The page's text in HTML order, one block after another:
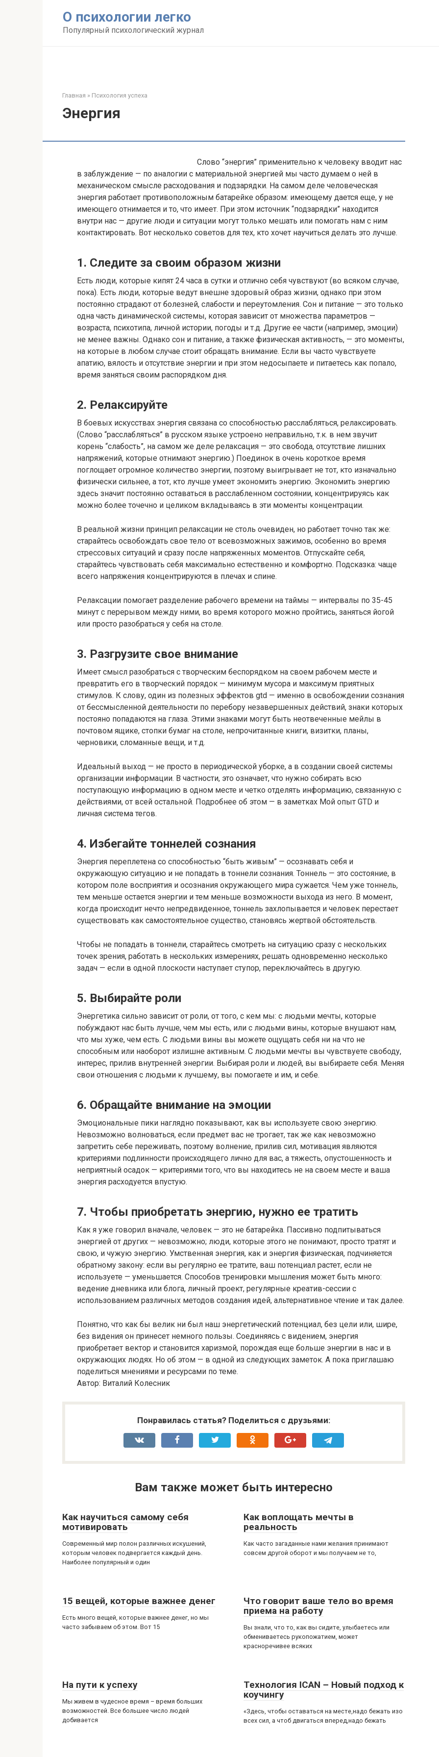
О психологии легко
Популярный психологический журнал
Главная » Психология успеха
Энергия
Слово “энергия” применительно к человеку вводит нас
в заблуждение — по аналогии с материальной энергией мы часто думаем о ней в
механическом смысле расходования и подзарядки. На самом деле человеческая
энергия работает противоположным батарейке образом: имеющему дается еще, у не
имеющего отнимается и то, что имеет. При этом источник “подзарядки” находится
внутри нас — другие люди и ситуации могут только мешать или помогать нам с ним
контактировать. Вот несколько советов для тех, кто хочет научиться делать это лучше.
1. Следите за своим образом жизни
Есть люди, которые кипят 24 часа в сутки и отлично себя чувствуют (во всяком случае,
пока). Есть люди, которые ведут внешне здоровый образ жизни, однако при этом
постоянно страдают от болезней, слабости и переутомления. Сон и питание — это только
одна часть динамической системы, которая зависит от множества параметров —
возраста, психотипа, личной истории, погоды и т.д. Другие ее части (например, эмоции)
не менее важны. Однако сон и питание, а также физическая активность, — это моменты,
на которые в любом случае стоит обращать внимание. Если вы часто чувствуете
апатию, вялость и отсутствие энергии и при этом недосыпаете и питаетесь как попало,
время заняться своим распорядком дня.
2. Релаксируйте
В боевых искусствах энергия связана со способностью расслабляться, релаксировать.
(Слово “расслабляться” в русском языке устроено неправильно, т.к. в нем звучит
корень “слабость”, на самом же деле релаксация — это свобода, отсутствие лишних
напряжений, которые отнимают энергию.) Поединок в очень короткое время
поглощает огромное количество энергии, поэтому выигрывает не тот, кто изначально
физически сильнее, а тот, кто лучше умеет экономить энергию. Экономить энергию
здесь значит постоянно оставаться в расслабленном состоянии, концентрируясь как
можно более точечно и целиком вкладываясь в эти моменты концентрации.
В реальной жизни принцип релаксации не столь очевиден, но работает точно так же:
старайтесь освобождать свое тело от всевозможных зажимов, особенно во время
стрессовых ситуаций и сразу после напряженных моментов. Отпускайте себя,
старайтесь чувствовать себя максимально естественно и комфортно. Подсказка: чаще
всего напряжения концентрируются в плечах и спине.
Релаксации помогает разделение рабочего времени на таймы — интервалы по 35-45
минут с перерывом между ними, во время которого можно пройтись, заняться йогой
или просто разобраться у себя на столе.
3. Разгрузите свое внимание
Имеет смысл разобраться с творческим беспорядком на своем рабочем месте и
превратить его в творческий порядок — минимум мусора и максимум приятных
стимулов. К слову, один из полезных эффектов gtd — именно в освобождении сознания
от бессмысленной деятельности по перебору незавершенных действий, знаки которых
постояно попадаются на глаза. Этими знаками могут быть неотвеченные мейлы в
почтовом ящике, стопки бумаг на столе, непрочитанные книги, визитки, планы,
черновики, сломанные вещи, и т.д.
Идеальный выход — не просто в периодической уборке, а в создании своей системы
организации информации. В частности, это означает, что нужно собирать всю
поступающую информацию в одном месте и четко отделять информацию, связанную с
действиями, от всей остальной. Подробнее об этом — в заметках Мой опыт GTD и
личная система тегов.
4. Избегайте тоннелей сознания
Энергия переплетена со способностью “быть живым” — осознавать себя и
окружающую ситуацию и не попадать в тоннели сознания. Тоннель — это состояние, в
котором поле восприятия и осознания окружающего мира сужается. Чем уже тоннель,
тем меньше остается энергии и тем меньше возможности выхода из него. В момент,
когда происходит нечто непредвиденное, тоннель захлопывается и человек перестает
существовать как самостоятельное существо, становясь жертвой обстоятельств.
Чтобы не попадать в тоннели, старайтесь смотреть на ситуацию сразу с нескольких
точек зрения, работать в нескольких измерениях, решать одновременно несколько
задач — если в одной плоскости наступает ступор, переключайтесь в другую.
5. Выбирайте роли
Энергетика сильно зависит от роли, от того, с кем мы: с людьми мечты, которые
побуждают нас быть лучше, чем мы есть, или с людьми вины, которые внушают нам,
что мы хуже, чем есть. С людьми вины вы можете ощущать себя ни на что не
способным или наоборот излишне активным. С людьми мечты вы чувствуете свободу,
интерес, прилив внутренней энергии. Выбирая роли и людей, вы выбираете себя. Меняя
свои отношения с людьми к лучшему, вы помогаете и им, и себе.
6. Обращайте внимание на эмоции
Эмоциональные пики наглядно показывают, как вы используете свою энергию.
Невозможно волноваться, если предмет вас не трогает, так же как невозможно
запретить себе переживать, поэтому волнение, прилив сил, мотивация являются
критериями подлинности происходящего лично для вас, а тяжесть, опустошенность и
неприятный осадок — критериями того, что вы находитесь не на своем месте и ваша
энергия расходуется впустую.
7. Чтобы приобретать энергию, нужно ее тратить
Как я уже говорил вначале, человек — это не батарейка. Пассивно подпитываться
энергией от других — невозможно; люди, которые этого не понимают, просто тратят и
свою, и чужую энергию. Умственная энергия, как и энергия физическая, подчиняется
обратному закону: если вы регулярно ее тратите, ваш потенциал растет, если не
используете — уменьшается. Способов тренировки мышления может быть много:
ведение дневника или блога, личный проект, регулярные креатив-сессии с
использованием различных методов создания идей, альтернативное чтение и так далее.
Понятно, что как бы велик ни был наш энергетический потенциал, без цели или, шире,
без видения он принесет немного пользы. Соединяясь с видением, энергия
приобретает вектор и становится харизмой, порождая еще больше энергии в нас и в
окружающих людях. Но об этом — в одной из следующих заметок. А пока приглашаю
поделиться мнениями и ресурсами по теме.
Автор: Виталий Колесник
Понравилась статья? Поделиться с друзьями:
Вам также может быть интересно
Как научиться самому себя
мотивировать
Современный мир полон различных искушений,
которым человек подвергается каждый день.
Наиболее популярный и один
Как воплощать мечты в
реальность
Как часто загаданные нами желания принимают
совсем другой оборот и мы получаем не то,
15 вещей, которые важнее денег
Есть много вещей, которые важнее денег, но мы
часто забываем об этом. Вот 15
Что говорит ваше тело во время
приема на работу
Вы знали, что то, как вы сидите, улыбаетесь или
обмениваетесь рукопожатием, может
красноречивее всяких
На пути к успеху
Мы живем в чудесное время – время больших
возможностей. Все большее число людей
добивается
Технология ICAN – Новый подход к
коучингу
«Здесь, чтобы оставаться на месте,надо бежать изо
всех сил, а чтоб двигаться вперед,надо бежать